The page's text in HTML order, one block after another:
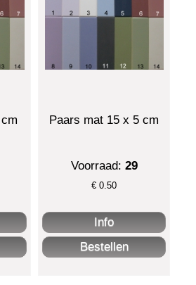
Paars mat 15 x 5 cm
Voorraad: 29
€0.50